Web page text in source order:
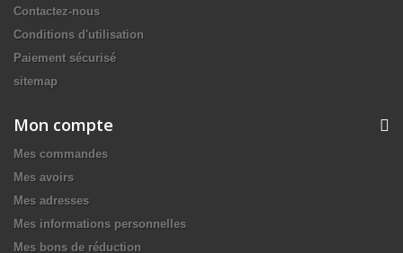
Contactez-nous
Conditions d'utilisation
Paiement sécurisé
sitemap
Mon compte
Mes commandes
Mes avoirs
Mes adresses
Mes informations personnelles
Mes bons de réduction